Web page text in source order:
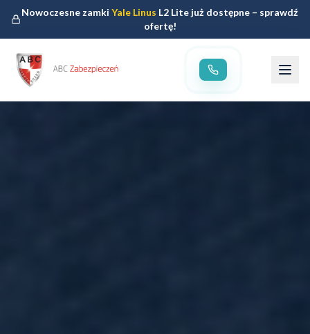
Nowoczesne zamkiYale Linus L2 Lite już dostępne – sprawdź
ofertę!